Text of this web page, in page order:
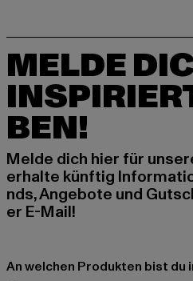
MELDE
BEN!
Melde dich hier für
erhalte künftig
nds, Angebote und
er E-Mail!
An welchen Produkten bist